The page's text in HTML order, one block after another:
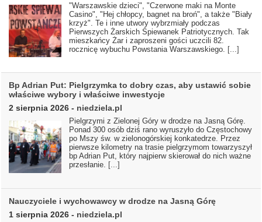
"Warszawskie dzieci", "Czerwone maki na Monte
Casino", "Hej chłopcy, bagnet na broń", a także "Biały
krzyż". Te i inne utwory wybrzmiały podczas
Pierwszych Żarskich Śpiewanek Patriotycznych. Tak
mieszkańcy Żar i zaproszeni gości uczcili 82.
rocznicę wybuchu Powstania Warszawskiego. [...]
Bp Adrian Put: Pielgrzymka to dobry czas, aby ustawić sobie
właściwe wybory i właściwe inwestycje
2 sierpnia 2026 - niedziela.pl
Pielgrzymi z Zielonej Góry w drodze na Jasną Górę.
Ponad 300 osób dziś rano wyruszyło do Częstochowy
po Mszy św. w zielonogórskiej konkatedrze. Przez
pierwsze kilometry na trasie pielgrzymom towarzyszył
bp Adrian Put, który najpierw skierował do nich ważne
przesłanie. [...]
Nauczyciele i wychowawcy w drodze na Jasną Górę
1 sierpnia 2026 - niedziela.pl